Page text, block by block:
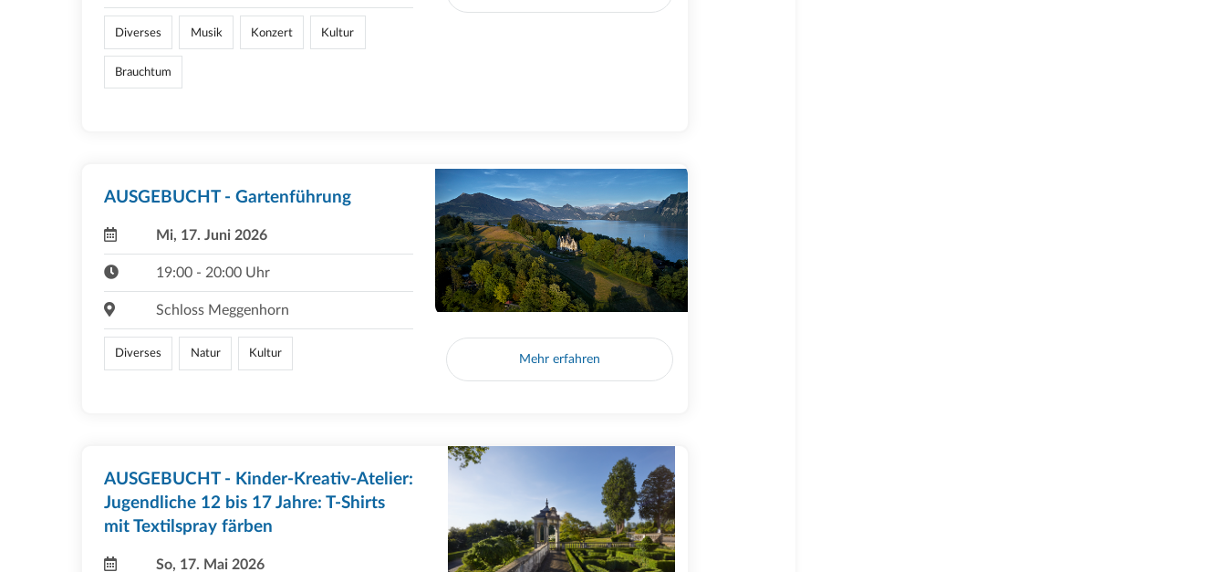
Diverses Musik Konzert Kultur
Brauchtum
AUSGEBUCHT - Gartenführung
Mi, 17. Juni 2026
19:00 - 20:00 Uhr
Schloss Meggenhorn
Diverses Natur Kultur Mehr erfahren
AUSGEBUCHT - Kinder-Kreativ-Atelier:
Jugendliche 12 bis 17 Jahre: T-Shirts
mit Textilspray färben
So, 17. Mai 2026